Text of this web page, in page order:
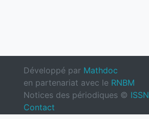
Développé par Mathdoc
en partenariat avec le RNBM
Notices des périodiques © ISSN
Contact